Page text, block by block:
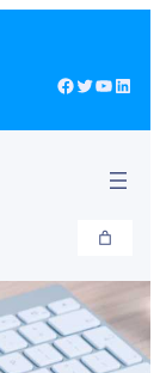
Facebook Twitter YouTube LinkedIn